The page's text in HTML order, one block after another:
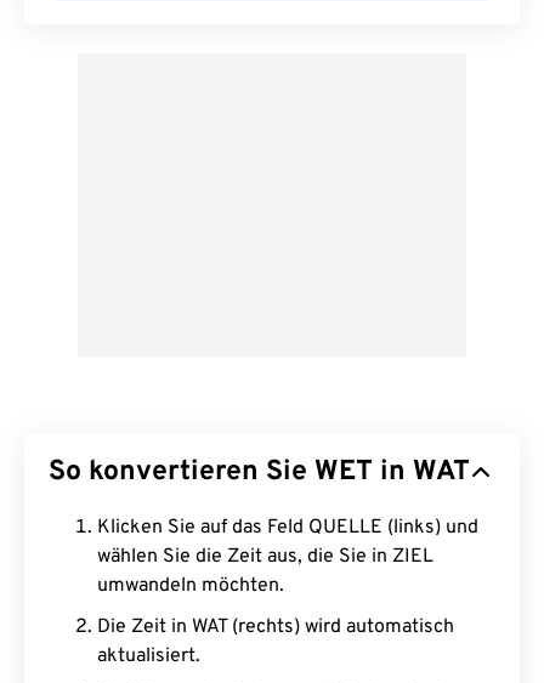
So konvertieren Sie WET in WAT
Klicken Sie auf das Feld QUELLE (links) und
wählen Sie die Zeit aus, die Sie in ZIEL
umwandeln möchten.
Die Zeit in WAT (rechts) wird automatisch
aktualisiert.